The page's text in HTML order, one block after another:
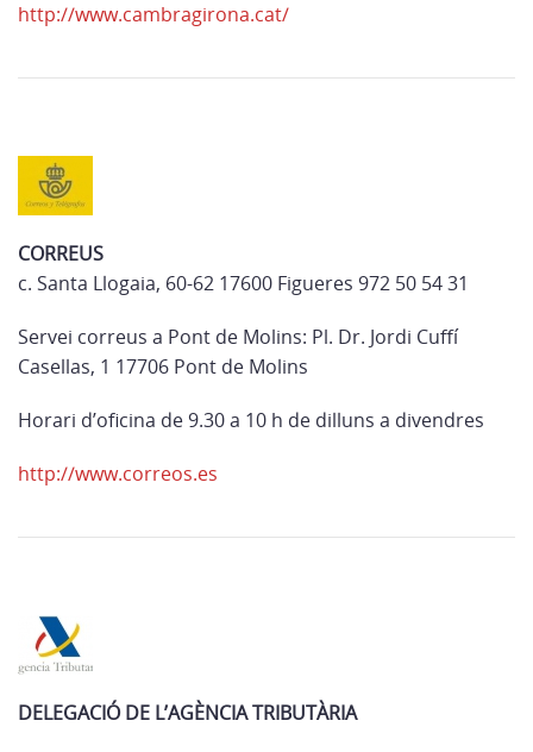
http://www.cambragirona.cat/
CORREUS
c. Santa Llogaia, 60-62 17600 Figueres 972 50 54 31
Servei correus a Pont de Molins: Pl. Dr. Jordi Cuffí
Casellas, 1 17706 Pont de Molins
Horari d’oficina de 9.30 a 10 h de dilluns a divendres
http://www.correos.es
DELEGACIÓ DE L’AGÈNCIA TRIBUTÀRIA